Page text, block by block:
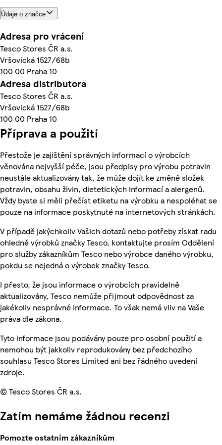
Údaje o značce
Adresa pro vrácení
Tesco Stores ČR a.s.
Vršovická 1527/68b
100 00 Praha 10
Adresa distributora
Tesco Stores ČR a.s.
Vršovická 1527/68b
100 00 Praha 10
Příprava a použití
Přestože je zajištění správných informací o výrobcích
věnována nejvyšší péče, jsou předpisy pro výrobu potravin
neustále aktualizovány tak, že může dojít ke změně složek
potravin, obsahu živin, dietetických informací a alergenů.
Vždy byste si měli přečíst etiketu na výrobku a nespoléhat se
pouze na informace poskytnuté na internetových stránkách.
V případě jakýchkoliv Vašich dotazů nebo potřeby získat radu
ohledně výrobků značky Tesco, kontaktujte prosím Oddělení
pro služby zákazníkům Tesco nebo výrobce daného výrobku,
pokdu se nejedná o výrobek značky Tesco.
I přesto, že jsou informace o výrobcích pravidelně
aktualizovány, Tesco nemůže přijmout odpovědnost za
jakékoliv nesprávné informace. To však nemá vliv na Vaše
práva dle zákona.
Tyto informace jsou podávány pouze pro osobní použití a
nemohou být jakkoliv reprodukovány bez předchozího
souhlasu Tesco Stores Limited ani bez řádného uvedení
zdroje.
© Tesco Stores ČR a.s.
Zatím nemáme žádnou recenzi
Pomozte ostatním zákazníkům